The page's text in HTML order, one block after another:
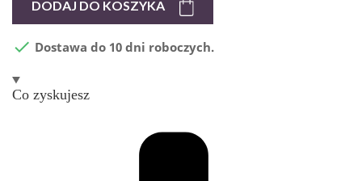
DODAJ DO KOSZYKA
 Dostawa do 10 dni roboczych.
Co zyskujesz